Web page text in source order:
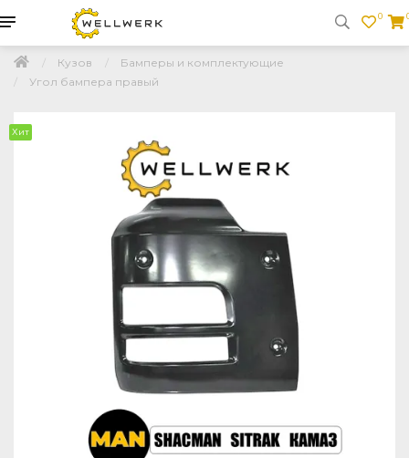
0
Кузов
Бамперы и комплектующие
Угол бампера правый
Хит